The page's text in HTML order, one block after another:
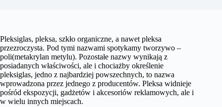
Pleksiglas, pleksa, szkło organiczne, a nawet pleksa
przezroczysta. Pod tymi nazwami spotykamy tworzywo –
poli(metakrylan metylu). Pozostałe nazwy wynikają z
posiadanych właściwości, ale i chociażby określenie
pleksiglas, jedno z najbardziej powszechnych, to nazwa
wprowadzona przez jednego z producentów. Pleksa widnieje
pośród ekspozycji, gadżetów i akcesoriów reklamowych, ale i
w wielu innych miejscach.